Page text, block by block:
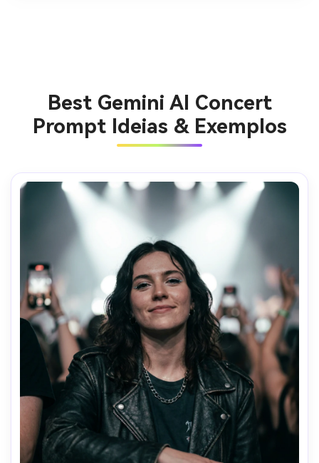
Best Gemini AI Concert
Prompt Ideias & Exemplos